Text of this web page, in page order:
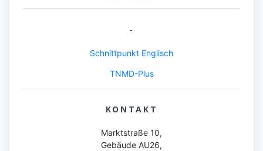
-
Schnittpunkt Englisch
TNMD-Plus
KONTAKT
Marktstraße 10,
Gebäude AU26,